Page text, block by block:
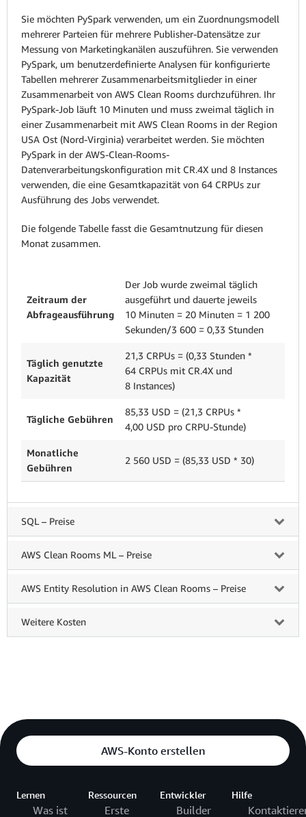
Sie möchten PySpark verwenden, um ein Zuordnungsmodell
mehrerer Parteien für mehrere Publisher-Datensätze zur
Messung von Marketingkanälen auszuführen. Sie verwenden
PySpark, um benutzerdefinierte Analysen für konfigurierte
Tabellen mehrerer Zusammenarbeitsmitglieder in einer
Zusammenarbeit von AWS Clean Rooms durchzuführen. Ihr
PySpark-Job läuft 10 Minuten und muss zweimal täglich in
einer Zusammenarbeit mit AWS Clean Rooms in der Region
USA Ost (Nord-Virginia) verarbeitet werden. Sie möchten
PySpark in der AWS-Clean-Rooms-
Datenverarbeitungskonfiguration mit CR.4X und 8 Instances
verwenden, die eine Gesamtkapazität von 64 CRPUs zur
Ausführung des Jobs verwendet.
Die folgende Tabelle fasst die Gesamtnutzung für diesen
Monat zusammen.
Zeitraum der
Abfrageausführung
Der Job wurde zweimal täglich
ausgeführt und dauerte jeweils
10 Minuten = 20 Minuten = 1 200
Sekunden/3 600 = 0,33 Stunden
Täglich genutzte
Kapazität
21,3 CRPUs = (0,33 Stunden *
64 CRPUs mit CR.4X und
8 Instances)
Tägliche Gebühren
85,33 USD = (21,3 CRPUs *
4,00 USD pro CRPU-Stunde)
Monatliche
Gebühren
2 560 USD = (85,33 USD * 30)
SQL – Preise
AWS Clean Rooms ML – Preise
AWS Entity Resolution in AWS Clean Rooms – Preise
Weitere Kosten
AWS-Konto erstellen
Lernen
Was ist
Ressourcen
Erste
Entwickler
Builder
Hilfe